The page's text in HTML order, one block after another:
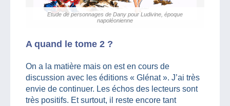
Etude de personnages de Dany pour Ludivine, époque
napoléonienne
A quand le tome 2 ?
On a la matière mais on est en cours de
discussion avec les éditions « Glénat ». J’ai très
envie de continuer. Les échos des lecteurs sont
très positifs. Et surtout, il reste encore tant